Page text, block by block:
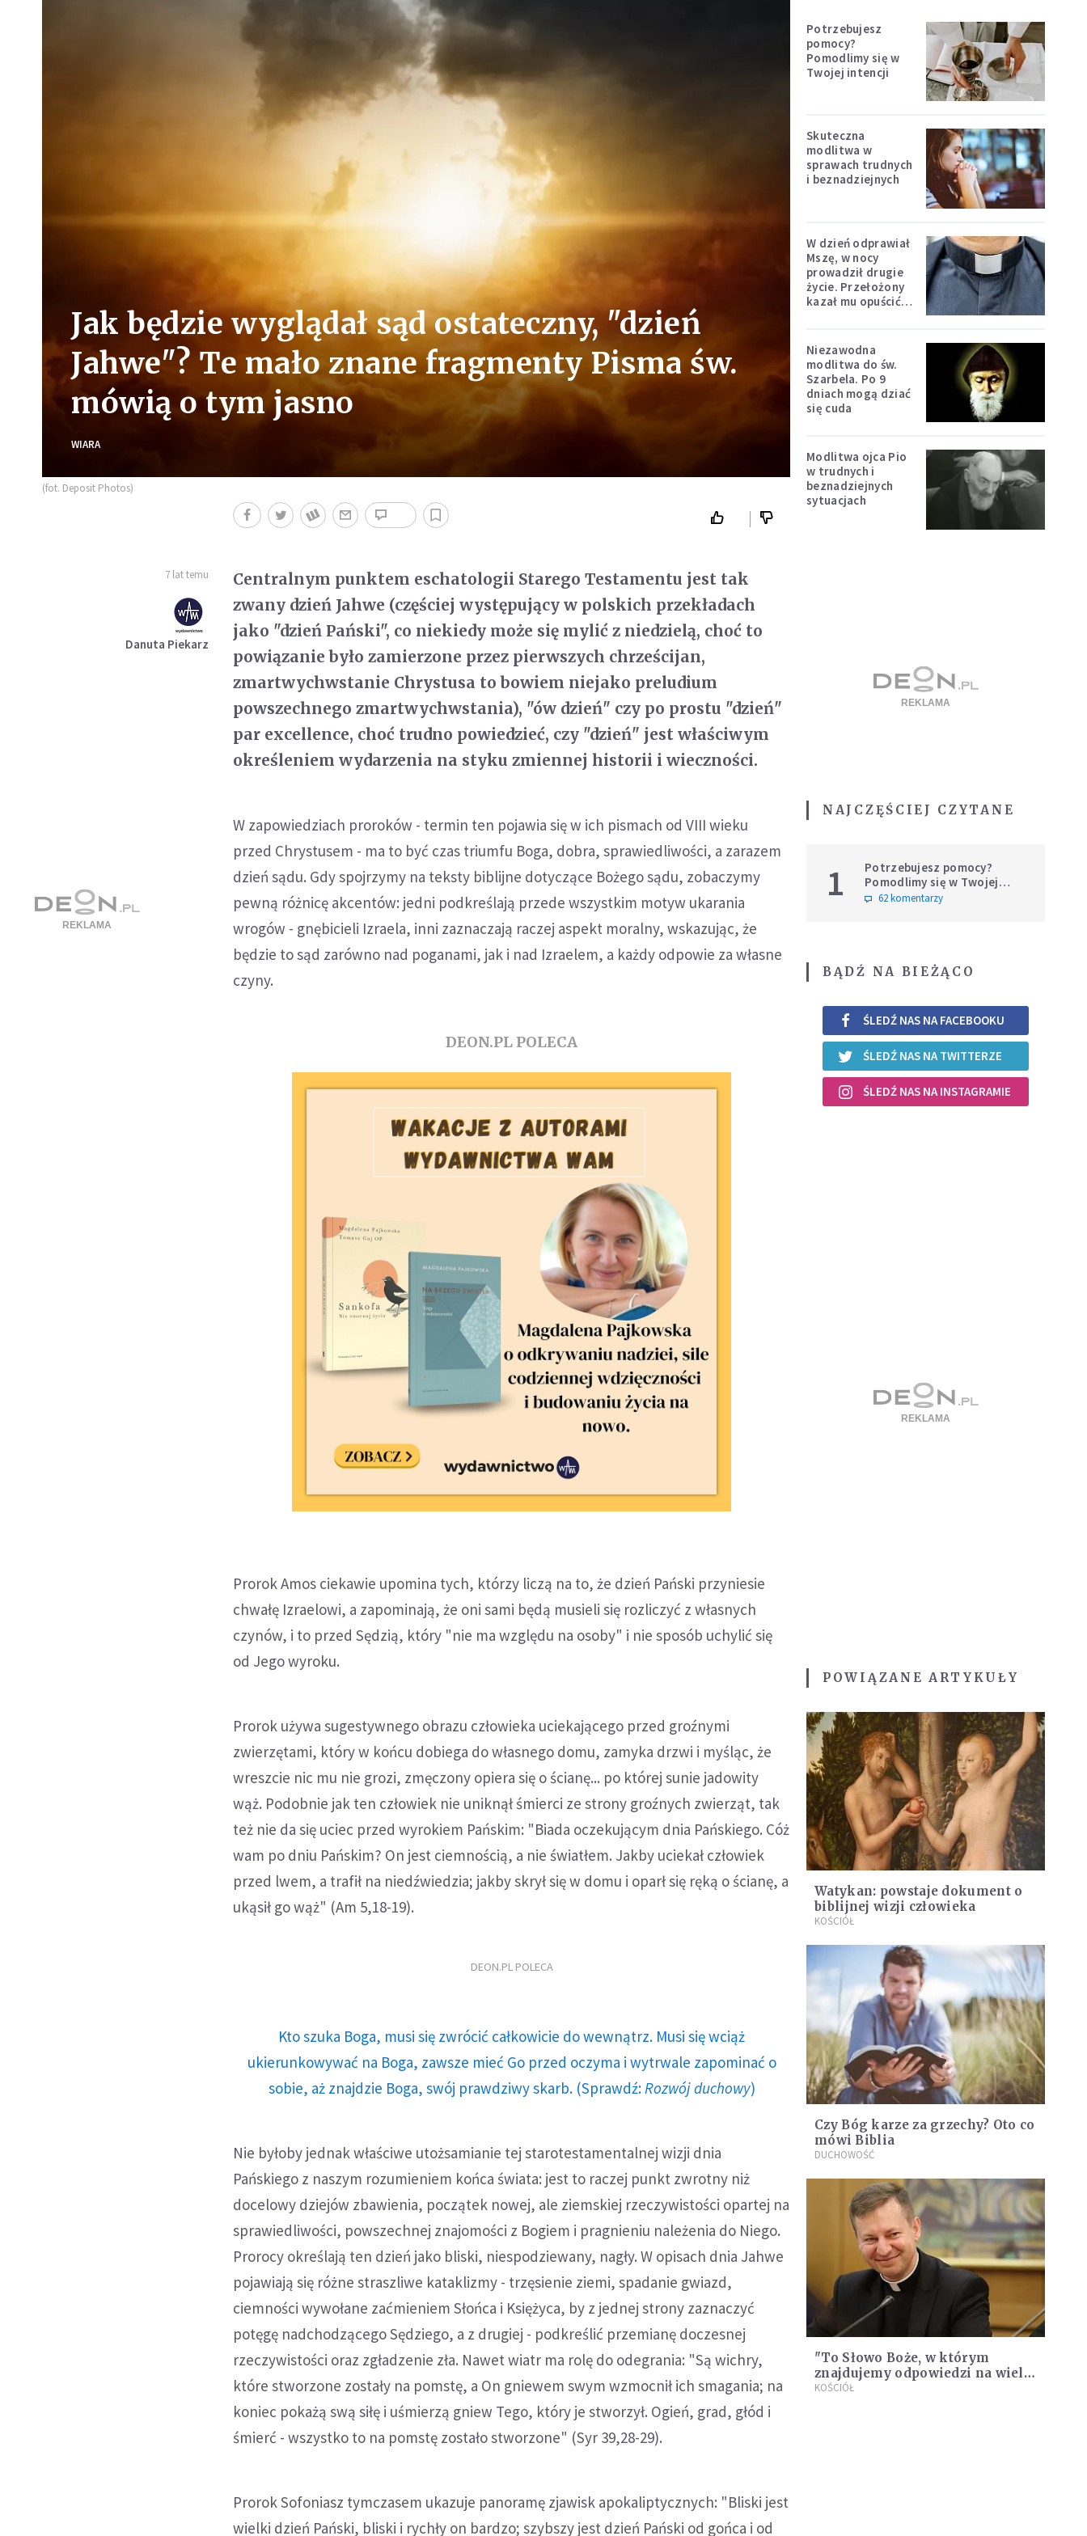
Jak będzie wyglądał sąd ostateczny, "dzień
Jahwe"? Te mało znane fragmenty Pisma św.
mówią o tym jasno
WIARA
(fot. Deposit Photos)
7 lat temu
Danuta Piekarz
Centralnym punktem eschatologii Starego Testamentu jest tak
zwany dzień Jahwe (częściej występujący w polskich przekładach
jako "dzień Pański", co niekiedy może się mylić z niedzielą, choć to
powiązanie było zamierzone przez pierwszych chrześcijan,
zmartwychwstanie Chrystusa to bowiem niejako preludium
powszechnego zmartwychwstania), "ów dzień" czy po prostu "dzień"
par excellence, choć trudno powiedzieć, czy "dzień" jest właściwym
określeniem wydarzenia na styku zmiennej historii i wieczności.
W zapowiedziach proroków - termin ten pojawia się w ich pismach od VIII wieku
przed Chrystusem - ma to być czas triumfu Boga, dobra, sprawiedliwości, a zarazem
dzień sądu. Gdy spojrzymy na teksty biblijne dotyczące Bożego sądu, zobaczymy
pewną różnicę akcentów: jedni podkreślają przede wszystkim motyw ukarania
wrogów - gnębicieli Izraela, inni zaznaczają raczej aspekt moralny, wskazując, że
będzie to sąd zarówno nad poganami, jak i nad Izraelem, a każdy odpowie za własne
czyny.
DEON.PL POLECA
Prorok Amos ciekawie upomina tych, którzy liczą na to, że dzień Pański przyniesie
chwałę Izraelowi, a zapominają, że oni sami będą musieli się rozliczyć z własnych
czynów, i to przed Sędzią, który "nie ma względu na osoby" i nie sposób uchylić się
od Jego wyroku.
Prorok używa sugestywnego obrazu człowieka uciekającego przed groźnymi
zwierzętami, który w końcu dobiega do własnego domu, zamyka drzwi i myśląc, że
wreszcie nic mu nie grozi, zmęczony opiera się o ścianę... po której sunie jadowity
wąż. Podobnie jak ten człowiek nie uniknął śmierci ze strony groźnych zwierząt, tak
też nie da się uciec przed wyrokiem Pańskim: "Biada oczekującym dnia Pańskiego. Cóż
wam po dniu Pańskim? On jest ciemnością, a nie światłem. Jakby uciekał człowiek
przed lwem, a trafił na niedźwiedzia; jakby skrył się w domu i oparł się ręką o ścianę, a
ukąsił go wąż" (Am 5,18-19).
DEON.PL POLECA
Kto szuka Boga, musi się zwrócić całkowicie do wewnątrz. Musi się wciąż
ukierunkowywać na Boga, zawsze mieć Go przed oczyma i wytrwale zapominać o
sobie, aż znajdzie Boga, swój prawdziwy skarb. (Sprawdź: Rozwój duchowy)
Nie byłoby jednak właściwe utożsamianie tej starotestamentalnej wizji dnia
Pańskiego z naszym rozumieniem końca świata: jest to raczej punkt zwrotny niż
docelowy dziejów zbawienia, początek nowej, ale ziemskiej rzeczywistości opartej na
sprawiedliwości, powszechnej znajomości z Bogiem i pragnieniu należenia do Niego.
Prorocy określają ten dzień jako bliski, niespodziewany, nagły. W opisach dnia Jahwe
pojawiają się różne straszliwe kataklizmy - trzęsienie ziemi, spadanie gwiazd,
ciemności wywołane zaćmieniem Słońca i Księżyca, by z jednej strony zaznaczyć
potęgę nadchodzącego Sędziego, a z drugiej - podkreślić przemianę doczesnej
rzeczywistości oraz zgładzenie zła. Nawet wiatr ma rolę do odegrania: "Są wichry,
które stworzone zostały na pomstę, a On gniewem swym wzmocnił ich smagania; na
koniec pokażą swą siłę i uśmierzą gniew Tego, który je stworzył. Ogień, grad, głód i
śmierć - wszystko to na pomstę zostało stworzone" (Syr 39,28-29).
Prorok Sofoniasz tymczasem ukazuje panoramę zjawisk apokaliptycznych: "Bliski jest
wielki dzień Pański, bliski i rychły on bardzo; szybszy jest dzień Pański od gońca i od
Potrzebujesz
pomocy?
Pomodlimy się w
Twojej intencji
Skuteczna
modlitwa w
sprawach trudnych
i beznadziejnych
W dzień odprawiał
Mszę, w nocy
prowadził drugie
życie. Przełożony
kazał mu opuścić
Niezawodna
modlitwa do św.
Szarbela. Po 9
dniach mogą dziać
się cuda
Modlitwa ojca Pio
w trudnych i
beznadziejnych
sytuacjach
NAJCZĘŚCIEJ CZYTANE
1
Potrzebujesz pomocy?
Pomodlimy się w Twojej
intencji
62 komentarzy
BĄDŹ NA BIEŻĄCO
ŚLEDŹ NAS NA FACEBOOKU
ŚLEDŹ NAS NA TWITTERZE
ŚLEDŹ NAS NA INSTAGRAMIE
POWIĄZANE ARTYKUŁY
Watykan: powstaje dokument o
biblijnej wizji człowieka
KOŚCIÓŁ
Czy Bóg karze za grzechy? Oto co
mówi Biblia
DUCHOWOŚĆ
"To Słowo Boże, w którym
znajdujemy odpowiedzi na wiele
pytań i dylematów". Biskupi
KOŚCIÓŁ